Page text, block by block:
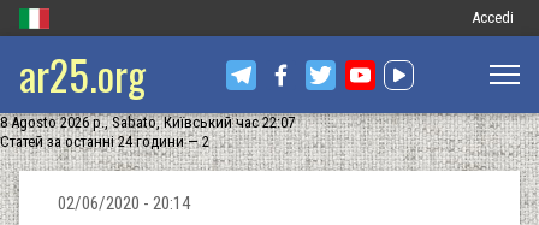
Меню
запису
Accedi
ar25.org
8 Agosto 2026 р., Sabato, Київський час 22:07
Статей за останні 24 години — 2
02/06/2020 - 20:14